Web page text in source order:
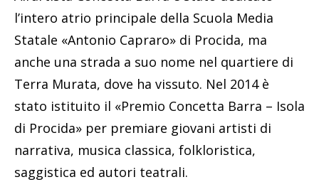
l’intero atrio principale della Scuola Media
Statale «Antonio Capraro» di Procida, ma
anche una strada a suo nome nel quartiere di
Terra Murata, dove ha vissuto. Nel 2014 è
stato istituito il «Premio Concetta Barra – Isola
di Procida» per premiare giovani artisti di
narrativa, musica classica, folkloristica,
saggistica ed autori teatrali.